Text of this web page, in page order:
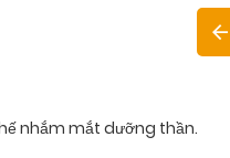
nhắm mắt dưỡng thần.